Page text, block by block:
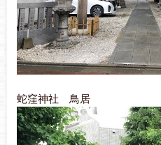
蛇窪神社 鳥居